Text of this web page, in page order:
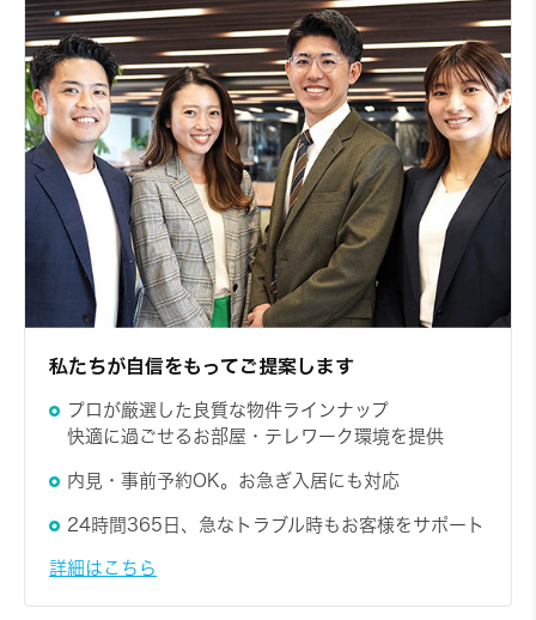
私たちが自信をもってご提案します
プロが厳選した良質な物件ラインナップ
快適に過ごせるお部屋・テレワーク環境を提供
内見・事前予約OK。お急ぎ入居にも対応
24時間365日、急なトラブル時もお客様をサポート
詳細はこちら